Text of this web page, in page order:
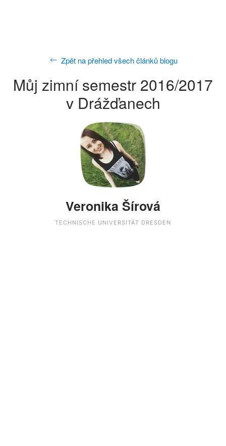
Zpět na přehled všech článků blogu
Můj zimní semestr 2016/2017
v Drážďanech
Veronika Šírová
TECHNISCHE UNIVERSITÄT DRESDEN